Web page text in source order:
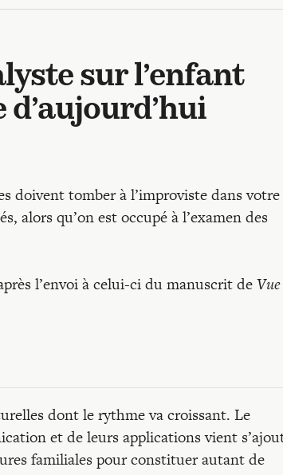
sur l’enfant
doivent tomber à l’improviste dans votre
alors qu’on est occupé à l’examen des
l’envoi à celui-ci du manuscrit deVue
dont le rythme va croissant. Le
et de leurs applications vient
familiales pour constituer autant de